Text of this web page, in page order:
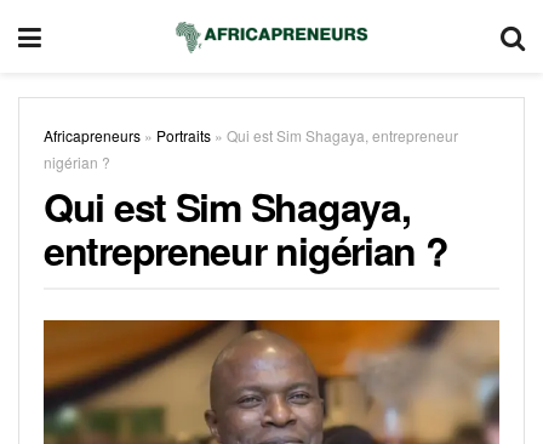
Africapreneurs » Portraits » Qui est Sim Shagaya, entrepreneur
nigérian ?
Qui est Sim Shagaya,
entrepreneur nigérian ?